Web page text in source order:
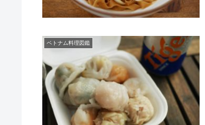
ベトナム料理図鑑